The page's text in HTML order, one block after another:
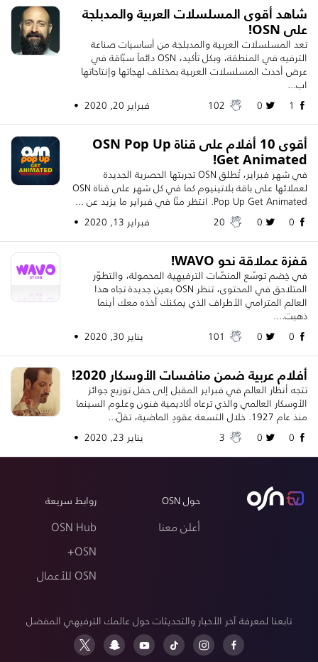
شاهد أقوى المسلسلات العربية والمدبلجة
على OSN!
تعد المسلسلات العربية والمدبلجة من أساسيات صناعة
الترفيه في المنطقة، وبكل تأكيد، OSN دائماً سبّاقة في
عرض أحدث المسلسلات العربية بمختلف لهجاتها وإنتاجاتها
اب...
فبراير 20, 2020 •
أقوى 10 أفلام على قناة OSN Pop Up
Get Animated!
في شهر فبراير، تُطلق OSN تجربتها الحصرية الجديدة
لعملائها على باقة بلاتينيوم كما في كل شهر على قناة OSN
Pop Up Get Animated. انتظر منّا في فبراير ما يزيد عن ...
فبراير 13, 2020 •
قفزة عملاقة نحو WAVO!
في خِضم توسّع المنصّات الترفيهية المحمولة، والتطوّر
المتلاحق في المحتوى، تنظر OSN بعين جديدة تجاه هذا
العالم المترامي الأطراف الذي يمكنك أخذه معك أينما
ذهبت....
يناير 30, 2020 •
أفلام عربية ضمن منافسات الأوسكار 2020!
تتجه أنظار العالم في فبراير المقبل إلى حفل توزيع جوائز
الأوسكار العالمي والذي ترعاه أكاديمية فنون وعلوم السينما
منذ عام 1927. خلال التسعة عقودٍ الماضية، تقلّ...
يناير 23, 2020 •
حول OSN
أعلن معنا
روابط سريعة
OSN Hub
OSN+
OSN للأعمال
تابعنا لمعرفة آخر الأخبار والتحديثات حول عالمك الترفيهي المفضل